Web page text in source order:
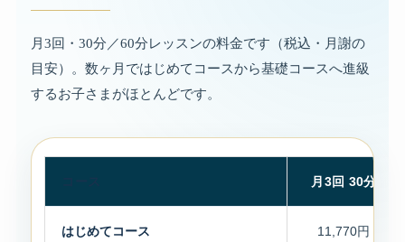
月3回・30分／60分レッスンの料金です（税込・月謝の
目安）。数ヶ月ではじめてコースから基礎コースへ進級
するお子さまがほとんどです。
月3回 30分
はじめてコース 11,770円